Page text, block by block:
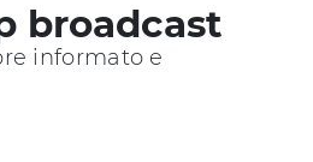
broadcast
informato e